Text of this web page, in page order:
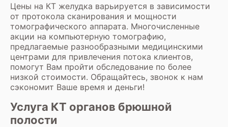
Цены на КТ желудка варьируется в зависимости
от протокола сканирования и мощности
томографического аппарата. Многочисленные
акции на компьютерную томографию,
предлагаемые разнообразными медицинскими
центрами для привлечения потока клиентов,
помогут Вам пройти обследование по более
низкой стоимости. Обращайтесь, звонок к нам
сэкономит Ваше время и деньги!
Услуга КТ органов брюшной
полости